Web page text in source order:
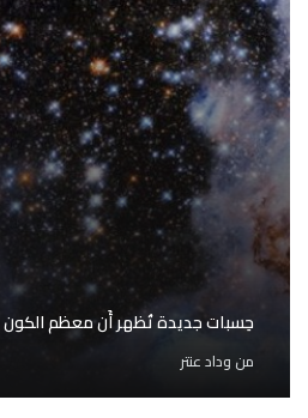
حِسبات جديدة تُظهر أَن معظم
من وداد عنتر